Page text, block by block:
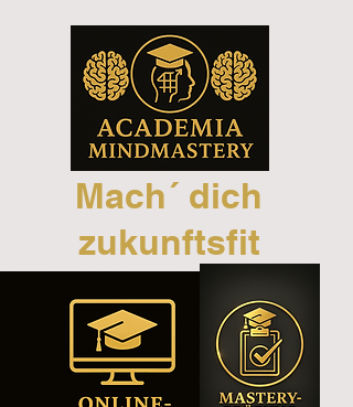
Mach´ dich
zukunftsfit